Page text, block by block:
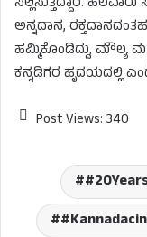
ಅನ್ನದಾನ,
ಹಮ್ಮಿಕೊಂಡಿದ್ದು, ಮೌಲ್ಯ
ಕನ್ನಡಿಗರ ಹೃದಯದಲ್ಲಿ
Post Views: 340